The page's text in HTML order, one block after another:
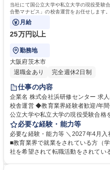
当社にて国公立大学や私立大学の現役受験
合塾マナビス」の校舎運営をお任せします
可能です。
月給
25万円以上
勤務地
大阪府茨木市
退職金あり
完全週休2日制
仕事の内容
企業名 株式会社浜研修センター 求人名 ＼2027年4月入社歓迎／【大阪】
校舎運営 ◆教育業界経験者歓迎/年間休日120日！ 仕
公立大学や私立大学の現役受験合格
「河合塾マナビス」の校舎運営をお
までの受け入れが可能です。 【具体的に】■生徒のサポート ■アシスタン
トアドバイザー（大学生アルバイト
収支管理 ■集客・戦略立案と実行 【
必要な経験・能力等
必要な経験・能力等 ＼2027年4月
■教育業界で就業をされている方（
社を希望されて転職活動をされている方 【入社後の流れ】座学やロ